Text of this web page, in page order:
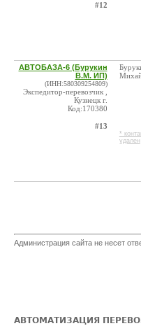
#12
АВТОБАЗА-6 (Бурукин
В.М. ИП)
(ИНН:580309254809)
Экспедитор-перевозчик ,
Кузнецк г.
Код:170380
#13
*
удален
Администрация сайта не несет
АВТОМАТИЗАЦИЯ